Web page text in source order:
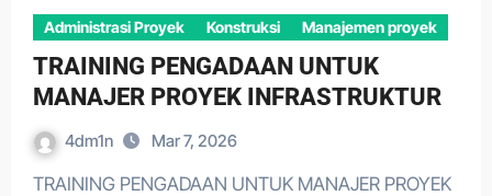
Administrasi Proyek Konstruksi Manajemen proyek
TRAINING PENGADAAN UNTUK
MANAJER PROYEK INFRASTRUKTUR
4dm1n Mar 7, 2026
TRAINING PENGADAAN UNTUK MANAJER PROYEK